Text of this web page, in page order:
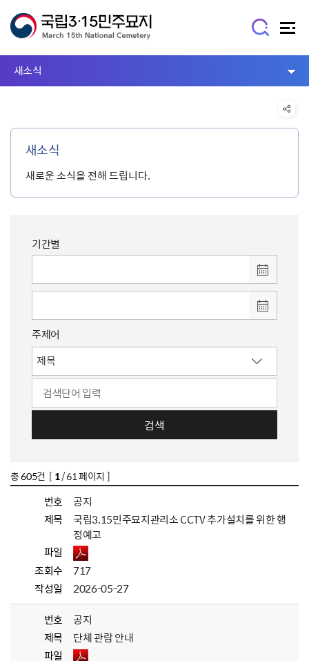
새소식
새소식
새로운 소식을 전해 드립니다.
기간별
주제어
검색
총605건 [ 1/ 61 페이지 ]
번호
공지
제목
국립3.15민주묘지관리소 CCTV 추가설치를 위한 행
정예고
파일
조회수
717
작성일
2026-05-27
번호
공지
제목
단체 관람 안내
파일